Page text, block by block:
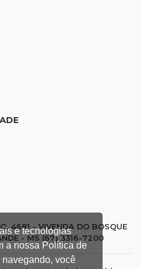
e tecnologias
a nossa Política de
você
Riedel volta a
no País
4681 - VIVENDA DO BOSQUE
- MS (67) 3316-7200